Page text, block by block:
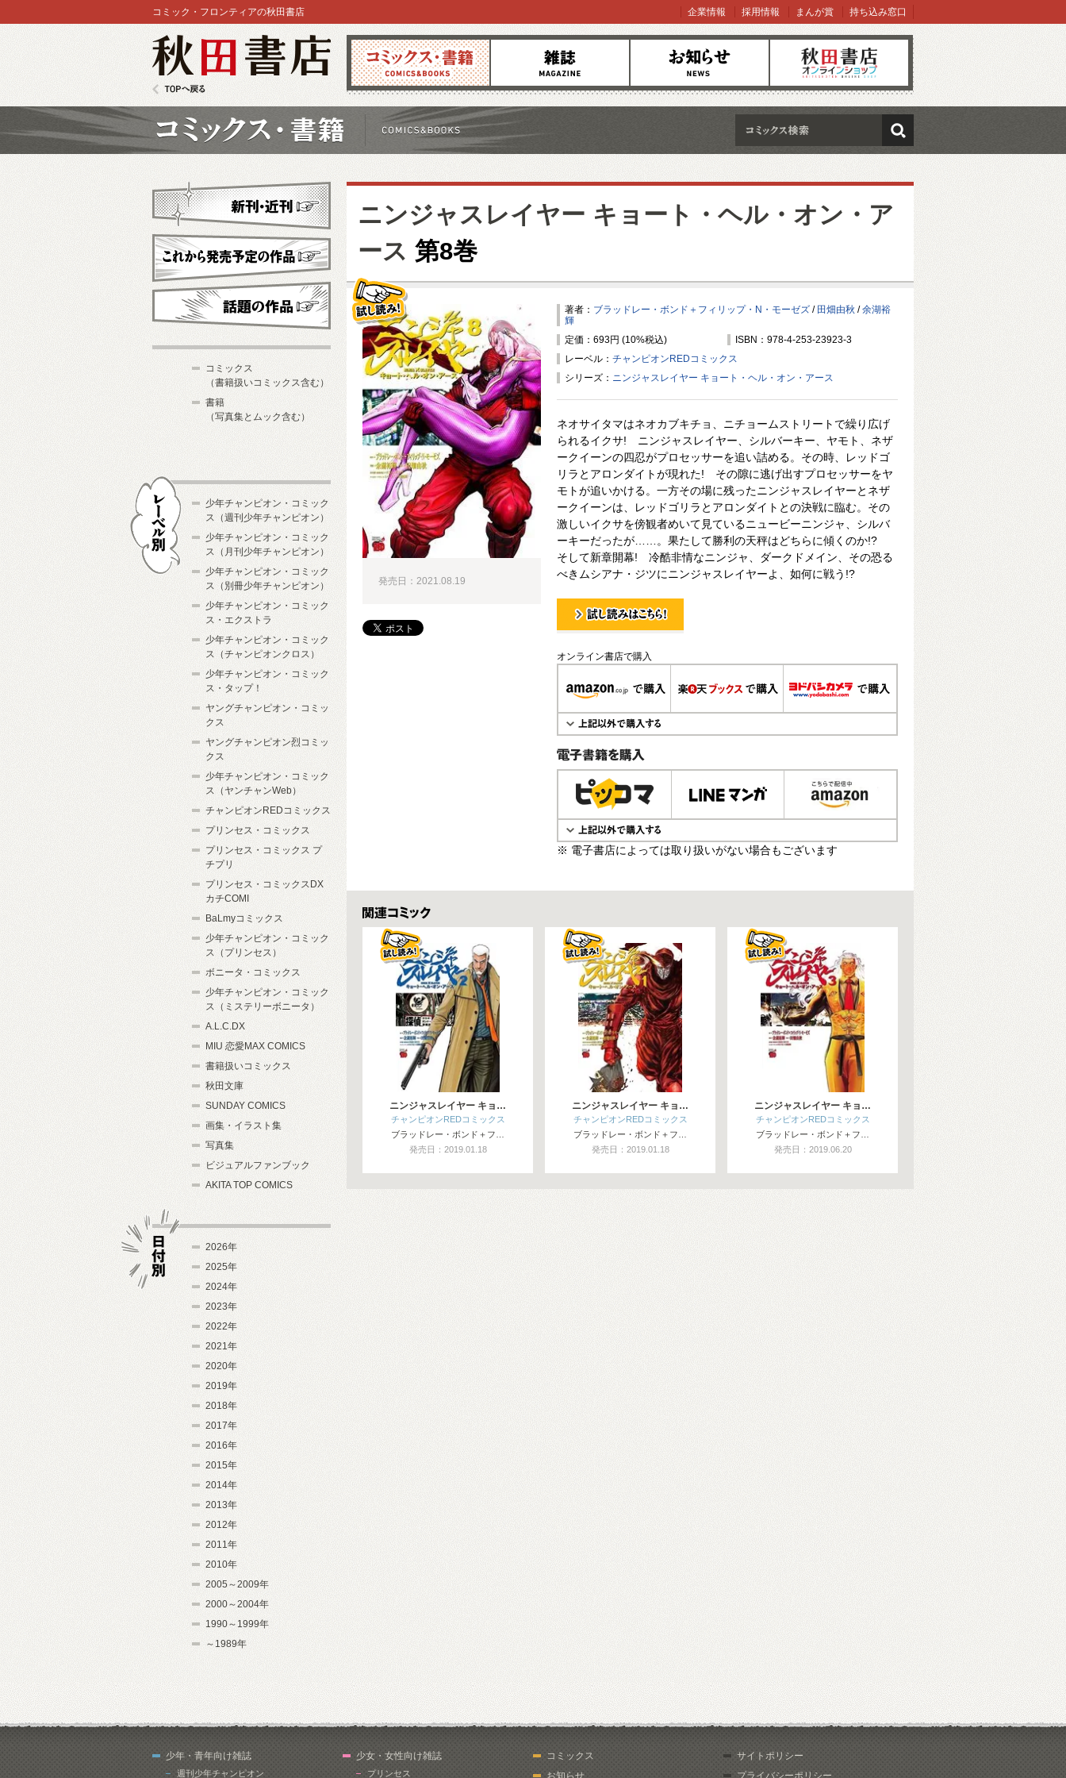
コミックス 雑誌 お知らせ オンラインショップ
コミック・フロンティアの秋田書店 企業情報 採用情報 まんが賞 持ち込み窓口
検索
ニンジャスレイヤー キョート・ヘル・オン・ア
ース 第8巻
著者： ブラッドレー・ボンド＋フィリップ・N・モーゼズ / 田畑由秋 /余湖裕
輝
定価：693円 (10%税込)
ISBN：978-4-253-23923-3
レーベル： チャンピオンREDコミックス
シリーズ： ニンジャスレイヤー キョート・ヘル・オン・アース
ネオサイタマはネオカブキチョ、ニチョームストリートで繰り広げ
られるイクサ! ニンジャスレイヤー、シルバーキー、ヤモト、ネザ
ークイーンの四忍がプロセッサーを追い詰める。その時、レッドゴ
リラとアロンダイトが現れた! その隙に逃げ出すプロセッサーをヤ
モトが追いかける。一方その場に残ったニンジャスレイヤーとネザ
ークイーンは、レッドゴリラとアロンダイトとの決戦に臨む。その
激しいイクサを傍観者めいて見ているニュービーニンジャ、シルバ
ーキーだったが……。果たして勝利の天秤はどちらに傾くのか!?
そして新章開幕! 冷酷非情なニンジャ、ダークドメイン、その恐る
べきムシアナ・ジツにニンジャスレイヤーよ、如何に戦う!?
試し読み！
オンライン書店で購入
電子書籍で購入
※ 電子書店によっては取り扱いがない場合もございます
発売日：2021.08.19
関連コミックス
ニンジャスレイヤー キョ…
チャンピオンREDコミックス
ブラッドレー・ボンド＋フ…
発売日：2019.01.18
ニンジャスレイヤー キョ…
チャンピオンREDコミックス
ブラッドレー・ボンド＋フ…
発売日：2019.01.18
ニンジャスレイヤー キョ…
チャンピオンREDコミックス
ブラッドレー・ボンド＋フ…
発売日：2019.06.20
新刊・近刊
これから発売予定
コミックス
（書籍扱いコミックス含む）
書籍
（写真集とムック含む）
少年チャンピオン・コミック
ス（週刊少年チャンピオン）
少年チャンピオン・コミック
ス（月刊少年チャンピオン）
少年チャンピオン・コミック
ス（別冊少年チャンピオン）
少年チャンピオン・コミック
ス・エクストラ
少年チャンピオン・コミック
ス（チャンピオンクロス）
少年チャンピオン・コミック
ス・タップ！
ヤングチャンピオン・コミッ
クス
ヤングチャンピオン烈コミッ
クス
少年チャンピオン・コミック
ス（ヤンチャンWeb）
チャンピオンREDコミックス
プリンセス・コミックス
プリンセス・コミックス プ
チプリ
プリンセス・コミックスDX
カチCOMI
BaLmyコミックス
少年チャンピオン・コミック
ス（プリンセス）
ボニータ・コミックス
少年チャンピオン・コミック
ス（ミステリーボニータ）
A.L.C.DX
MIU 恋愛MAX COMICS
書籍扱いコミックス
秋田文庫
SUNDAY COMICS
画集・イラスト集
写真集
ビジュアルファンブック
AKITA TOP COMICS
2026年
2025年
2024年
2023年
2022年
2021年
2020年
2019年
2018年
2017年
2016年
2015年
2014年
2013年
2012年
2011年
2010年
2005～2009年
2000～2004年
1990～1999年
～1989年
少年・青年向け雑誌
週刊少年チャンピオン
少女・女性向け雑誌
プリンセス
コミックス
お知らせ
サイトポリシー
プライバシーポリシー